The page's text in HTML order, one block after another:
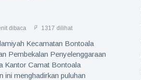
dibaca 1317 dilihat
Kecamatan Bontoala
Pembekalan Penyelenggaraan
Kantor Camat Bontoala
ini menghadirkan puluhan